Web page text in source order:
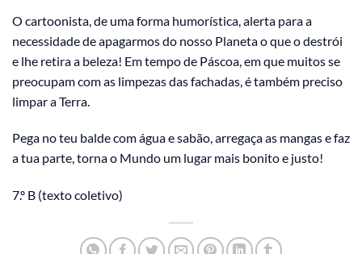
O cartoonista, de uma forma humorística, alerta para a
necessidade de apagarmos do nosso Planeta o que o destrói
e lhe retira a beleza! Em tempo de Páscoa, em que muitos se
preocupam com as limpezas das fachadas, é também preciso
limpar a Terra.
Pega no teu balde com água e sabão, arregaça as mangas e faz
a tua parte, torna o Mundo um lugar mais bonito e justo!
7.º B (texto coletivo)